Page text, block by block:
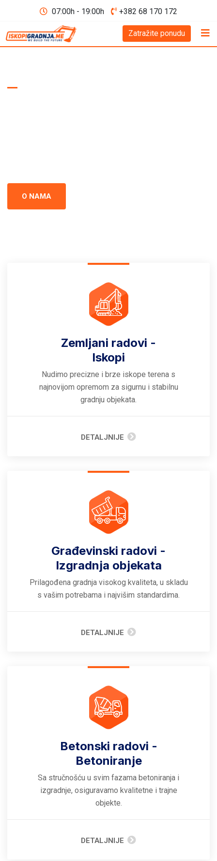
07:00h - 19:00h +382 68 170 172
Zatražite ponudu
O NAMA
Zemljani radovi -
Iskopi
Nudimo precizne i brze iskope terena s
najnovijom opremom za sigurnu i stabilnu
gradnju objekata.
DETALJNIJE
Građevinski radovi -
Izgradnja objekata
Prilagođena gradnja visokog kvaliteta, u skladu
s vašim potrebama i najvišim standardima.
DETALJNIJE
Betonski radovi -
Betoniranje
Sa stručnošću u svim fazama betoniranja i
izgradnje, osiguravamo kvalitetne i trajne
objekte.
DETALJNIJE